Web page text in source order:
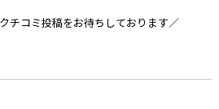
チコミ投稿をお待ちしております／